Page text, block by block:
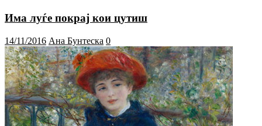
Има луѓе покрај кои цутиш
14/11/2016 Ана Бунтеска 0